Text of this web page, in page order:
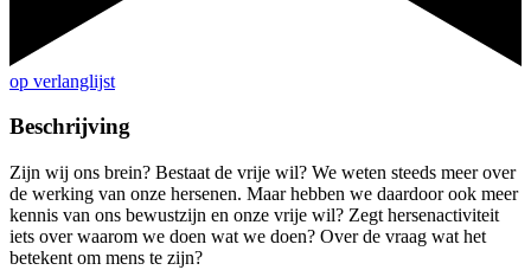
op verlanglijst
Beschrijving
Zijn wij ons brein? Bestaat de vrije wil? We weten steeds meer over
de werking van onze hersenen. Maar hebben we daardoor ook meer
kennis van ons bewustzijn en onze vrije wil? Zegt hersenactiviteit
iets over waarom we doen wat we doen? Over de vraag wat het
betekent om mens te zijn?